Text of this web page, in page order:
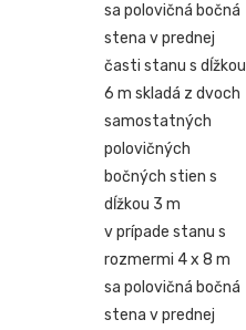
sa polovičná bočná
stena v prednej
časti stanu s dĺžkou
6 m skladá z dvoch
samostatných
polovičných
bočných stien s
dĺžkou 3 m
v prípade stanu s
rozmermi 4 x 8 m
sa polovičná bočná
stena v prednej